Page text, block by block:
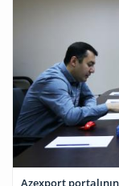
Azexport